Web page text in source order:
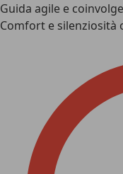
Guida agile e
Comfort e silenziosità